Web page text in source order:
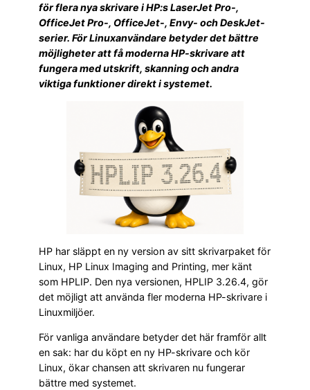
för flera nya skrivare i HP:s LaserJet Pro-,
OfficeJet Pro-, OfficeJet-, Envy- och DeskJet-
serier. För Linuxanvändare betyder det bättre
möjligheter att få moderna HP-skrivare att
fungera med utskrift, skanning och andra
viktiga funktioner direkt i systemet.
HP har släppt en ny version av sitt skrivarpaket för
Linux, HP Linux Imaging and Printing, mer känt
som HPLIP. Den nya versionen, HPLIP 3.26.4, gör
det möjligt att använda fler moderna HP-skrivare i
Linuxmiljöer.
För vanliga användare betyder det här framför allt
en sak: har du köpt en ny HP-skrivare och kör
Linux, ökar chansen att skrivaren nu fungerar
bättre med systemet.